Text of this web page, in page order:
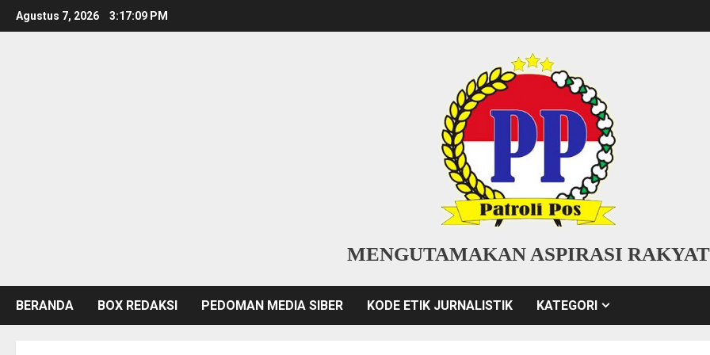
Skip
to
Agustus 7, 2026 3:17:10 PM
MENGUTAMAKAN ASPIRASI RAKYAT
BERANDA BOX REDAKSI PEDOMAN MEDIA SIBER KODE ETIK JURNALISTIK KATEGORI